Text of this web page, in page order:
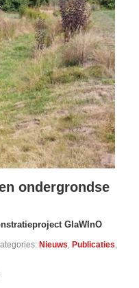
ondergrondse
GlaWInO
Nieuws Publicaties